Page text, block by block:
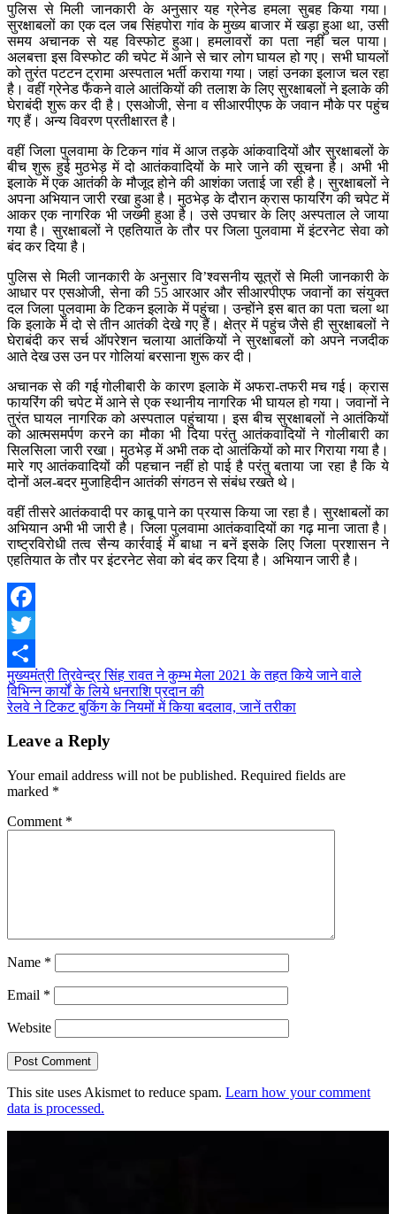
पुलिस से मिली जानकारी के अनुसार यह ग्रेनेड हमला सुबह किया गया।
सुरक्षाबलों का एक दल जब सिंहपोरा गांव के मुख्य बाजार में खड़ा हुआ था, उसी
समय अचानक से यह विस्फोट हुआ। हमलावरों का पता नहीं चल पाया।
अलबत्ता इस विस्फोट की चपेट में आने से चार लोग घायल हो गए। सभी घायलों
को तुरंत पटटन ट्रामा अस्पताल भर्ती कराया गया। जहां उनका इलाज चल रहा
है। वहीं ग्रेनेड फैंकने वाले आतंकियों की तलाश के लिए सुरक्षाबलों ने इलाके की
घेराबंदी शुरू कर दी है। एसओजी, सेना व सीआरपीएफ के जवान मौके पर पहुंच
गए हैं। अन्य विवरण प्रतीक्षारत है।
वहीं जिला पुलवामा के टिकन गांव में आज तड़के आंकवादियों और सुरक्षाबलों के
बीच शुरू हुई मुठभेड़ में दो आतंकवादियों के मारे जाने की सूचना है। अभी भी
इलाके में एक आतंकी के मौजूद होने की आशंका जताई जा रही है। सुरक्षाबलों ने
अपना अभियान जारी रखा हुआ है। मुठभेड़ के दौरान क्रास फायरिंग की चपेट में
आकर एक नागरिक भी जख्मी हुआ है। उसे उपचार के लिए अस्पताल ले जाया
गया है। सुरक्षाबलों ने एहतियात के तौर पर जिला पुलवामा में इंटरनेट सेवा को
बंद कर दिया है।
पुलिस से मिली जानकारी के अनुसार वि’श्वसनीय सूत्रों से मिली जानकारी के
आधार पर एसओजी, सेना की 55 आरआर और सीआरपीएफ जवानों का संयुक्त
दल जिला पुलवामा के टिकन इलाके में पहुंचा। उन्होंने इस बात का पता चला था
कि इलाके में दो से तीन आतंकी देखे गए हैं। क्षेत्र में पहुंच जैसे ही सुरक्षाबलों ने
घेराबंदी कर सर्च ऑपरेशन चलाया आतंकियों ने सुरक्षाबलों को अपने नजदीक
आते देख उस उन पर गोलियां बरसाना शुरू कर दी।
अचानक से की गई गोलीबारी के कारण इलाके में अफरा-तफरी मच गई। क्रास
फायरिंग की चपेट में आने से एक स्थानीय नागरिक भी घायल हो गया। जवानों ने
तुरंत घायल नागरिक को अस्पताल पहुंचाया। इस बीच सुरक्षाबलों ने आतंकियों
को आत्मसमर्पण करने का मौका भी दिया परंतु आतंकवादियों ने गोलीबारी का
सिलसिला जारी रखा। मुठभेड़ में अभी तक दो आतंकियों को मार गिराया गया है।
मारे गए आतंकवादियों की पहचान नहीं हो पाई है परंतु बताया जा रहा है कि ये
दोनों अल-बदर मुजाहिदीन आतंकी संगठन से संबंध रखते थे।
वहीं तीसरे आतंकवादी पर काबू पाने का प्रयास किया जा रहा है। सुरक्षाबलों का
अभियान अभी भी जारी है। जिला पुलवामा आतंकवादियों का गढ़ माना जाता है।
राष्ट्रविरोधी तत्व सैन्य कार्रवाई में बाधा न बनें इसके लिए जिला प्रशासन ने
एहतियात के तौर पर इंटरनेट सेवा को बंद कर दिया है। अभियान जारी है।
Facebook
Twitter
Share
Post
navigation
मुख्यमंत्री त्रिवेन्द्र सिंह रावत ने कुम्भ मेला 2021 के तहत किये जाने वाले
विभिन्न कार्यों के लिये धनराशि प्रदान की
रेलवे ने टिकट बुकिंग के नियमों में किया बदलाव, जानें तरीका
Leave a Reply
Your email address will not be published. Required fields are
marked *
Comment *
Name *
Email *
Website
This site uses Akismet to reduce spam. Learn how your comment
data is processed.